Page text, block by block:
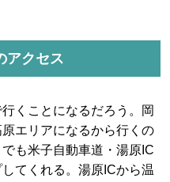
アクセス
くことになるだろう。岡
エリアになるから行くの
も米子自動車道・湯原IC
てくれる。湯原ICから温